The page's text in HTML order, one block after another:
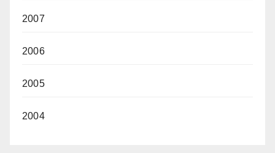
2007
2006
2005
2004